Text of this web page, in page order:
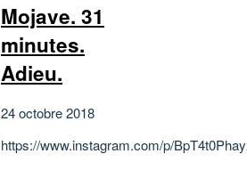
Mojave. 31
minutes.
Adieu.
24 octobre 2018
https://www.instagram.com/p/